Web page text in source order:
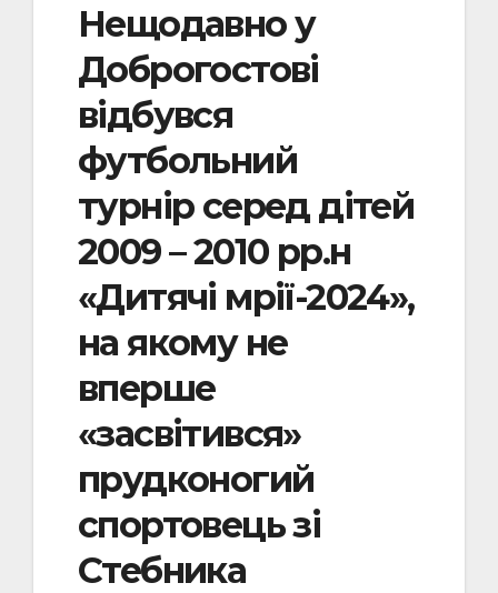
Нещодавно у
Доброгостові
відбувся
футбольний
турнір серед дітей
2009 – 2010 рр.н
«Дитячі мрії-2024»,
на якому не
вперше
«засвітився»
прудконогий
спортовець зі
Стебника